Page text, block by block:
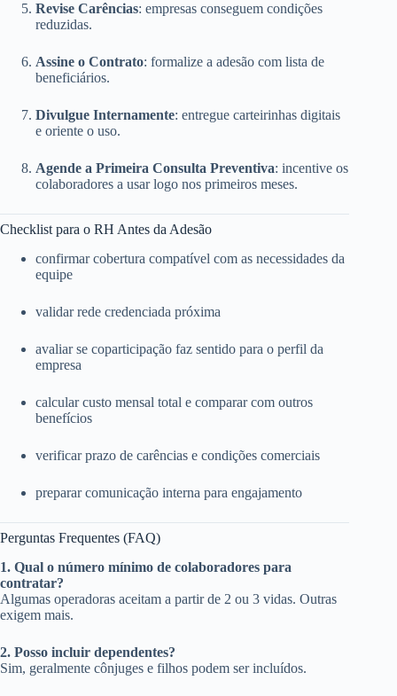
Revise Carências: empresas conseguem condições
reduzidas.
Assine o Contrato: formalize a adesão com lista de
beneficiários.
Divulgue Internamente: entregue carteirinhas digitais
e oriente o uso.
Agende a Primeira Consulta Preventiva: incentive os
colaboradores a usar logo nos primeiros meses.
Checklist para o RH Antes da Adesão
confirmar cobertura compatível com as necessidades da
equipe
validar rede credenciada próxima
avaliar se coparticipação faz sentido para o perfil da
empresa
calcular custo mensal total e comparar com outros
benefícios
verificar prazo de carências e condições comerciais
preparar comunicação interna para engajamento
Perguntas Frequentes (FAQ)
1. Qual o número mínimo de colaboradores para
contratar?
Algumas operadoras aceitam a partir de 2 ou 3 vidas. Outras
exigem mais.
2. Posso incluir dependentes?
Sim, geralmente cônjuges e filhos podem ser incluídos.